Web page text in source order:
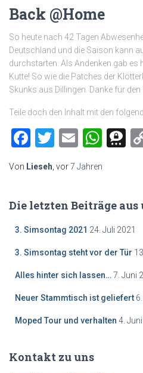
Back @Home
So heute nach 42 Tagen
Deutschland und die Saison kann
durchstarten. Als Andenken gab es
Kutte! So wie die Patches der
Skunks aus Dillingen. Danke für
Teile doch den Inhalt mit den
Facebook
Twitter
Email
Von Lieseh , vor7 Jahren
Die letzten Beiträge aus
3. Simsontag 2021 24. Juli 2021
3. Simsontag steht vor der Tür
Alles hinter sich lassen… 7. Juni
Neuer Stammtisch ist geliefert
Moped Tour und verhalten 4.
Kontakt zu uns